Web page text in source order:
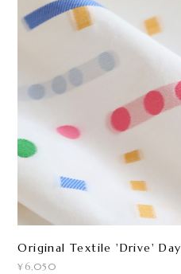
Original Textile 'Drive' Day
¥6,050